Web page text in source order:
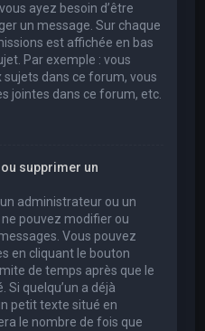
ayez besoin d’être
un message. Sur chaque
est affichée en bas
Par exemple : vous
dans ce forum, vous
jointes dans ce forum, etc.
supprimer un
administrateur ou un
pouvez modifier ou
Vous pouvez
en cliquant le bouton
de temps après que le
Si quelqu’un a déjà
petit texte situé en
le nombre de fois que